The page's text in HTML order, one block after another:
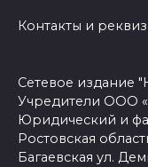
Контакты и
Сетевое издание
Учредители ООО
Юридический и
Ростовская
Багаевская ул.